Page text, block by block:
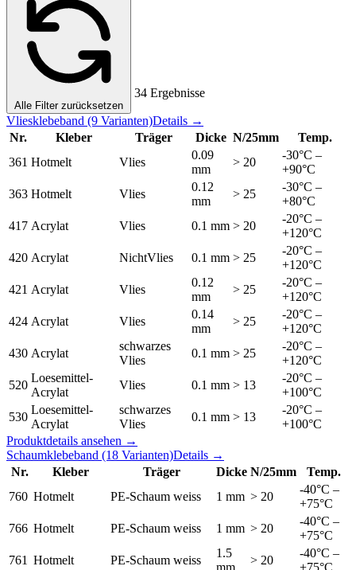
Alle Filter zurücksetzen
34 Ergebnisse
Vliesklebeband (9 Varianten)Details →
Nr.
Kleber Träger Dicke N/25mm
Temp.
361 Hotmelt Vlies
0.09
mm
> 20
-30°C –
+90°C
363 Hotmelt Vlies
0.12
mm
> 25
-30°C –
+80°C
417 Acrylat Vlies 0.1 mm > 20
-20°C –
+120°C
420 Acrylat NichtVlies 0.1 mm > 25
-20°C –
+120°C
421 Acrylat Vlies
0.12
mm
> 25
-20°C –
+120°C
424 Acrylat Vlies
0.14
mm
> 25
-20°C –
+120°C
430 Acrylat
schwarzes
Vlies
0.1 mm > 25
-20°C –
+120°C
520
Loesemittel-
Acrylat
Vlies 0.1 mm > 13
-20°C –
+100°C
530
Loesemittel-
Acrylat
schwarzes
Vlies
0.1 mm > 13
-20°C –
+100°C
Produktdetails ansehen →
Schaumklebeband (18 Varianten)Details →
Nr.
Kleber Träger Dicke N/25mm
Temp.
760 Hotmelt PE-Schaum weiss 1 mm > 20
-40°C –
+75°C
766 Hotmelt PE-Schaum weiss 1 mm > 20
-40°C –
+75°C
761 Hotmelt PE-Schaum weiss
1.5
mm
> 20
-40°C –
+75°C